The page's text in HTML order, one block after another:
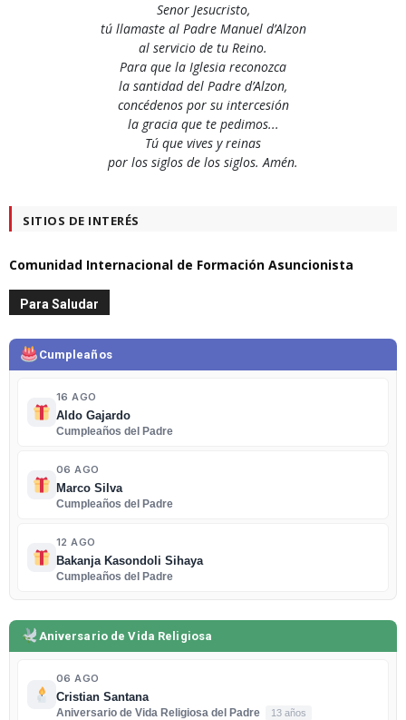
Senor Jesucristo,
tú llamaste al Padre Manuel d’Alzon
al servicio de tu Reino.
Para que la Iglesia reconozca
la santidad del Padre d’Alzon,
concédenos por su intercesión
la gracia que te pedimos...
Tú que vives y reinas
por los siglos de los siglos. Amén.
SITIOS DE INTERÉS
Comunidad Internacional de Formación Asuncionista
Para Saludar
Cumpleaños
16 AGO
Aldo Gajardo
Cumpleaños del Padre
06 AGO
Marco Silva
Cumpleaños del Padre
12 AGO
Bakanja Kasondoli Sihaya
Cumpleaños del Padre
Aniversario de Vida Religiosa
06 AGO
Cristian Santana
Aniversario de Vida Religiosa del Padre
13 años